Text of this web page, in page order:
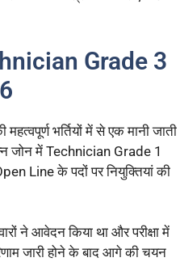
Grade 3
भर्तियों में से एक मानी जाती
जोन में Technician Grade 1
Line के पदों पर नियुक्तियां की
ने आवेदन किया था और परीक्षा में
जारी होने के बाद आगे की चयन